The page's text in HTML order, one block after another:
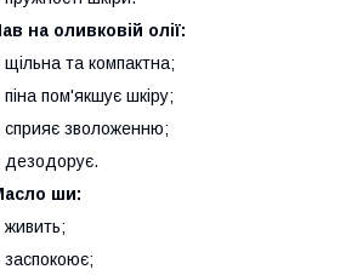
на оливковій олії:
щільна та компактна;
піна пом'якшує шкіру;
сприяє зволоженню;
дезодорує.
ши:
живить;
заспокоює;